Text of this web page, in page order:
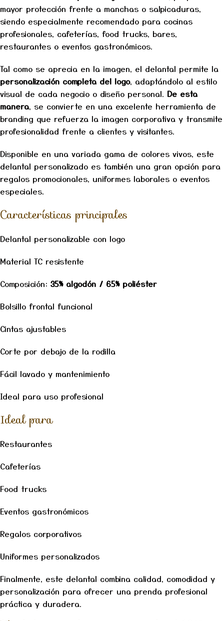
mayor protección frente a manchas o salpicaduras,
siendo especialmente recomendado para cocinas
profesionales, cafeterías, food trucks, bares,
restaurantes o eventos gastronómicos.
Tal como se aprecia en la imagen, el delantal permite la
personalización completa del logo, adaptándolo al estilo
visual de cada negocio o diseño personal. De esta
manera, se convierte en una excelente herramienta de
branding que refuerza la imagen corporativa y transmite
profesionalidad frente a clientes y visitantes.
Disponible en una variada gama de colores vivos, este
delantal personalizado es también una gran opción para
regalos promocionales, uniformes laborales o eventos
especiales.
Características principales
Delantal personalizable con logo
Material TC resistente
Composición: 35% algodón / 65% poliéster
Bolsillo frontal funcional
Cintas ajustables
Corte por debajo de la rodilla
Fácil lavado y mantenimiento
Ideal para uso profesional
Ideal para
Restaurantes
Cafeterías
Food trucks
Eventos gastronómicos
Regalos corporativos
Uniformes personalizados
Finalmente, este delantal combina calidad, comodidad y
personalización para ofrecer una prenda profesional
práctica y duradera.